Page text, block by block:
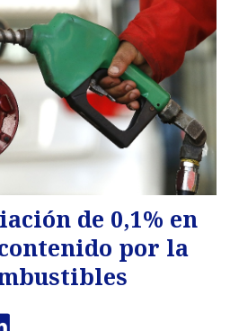
de 0,1% en
por la